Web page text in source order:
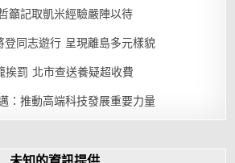
籲記取凱米經驗嚴陣以待
登同志遊行 呈現離島多元樣貌
挨罰 北市查送養疑超收費
：推動高端科技發展重要力量